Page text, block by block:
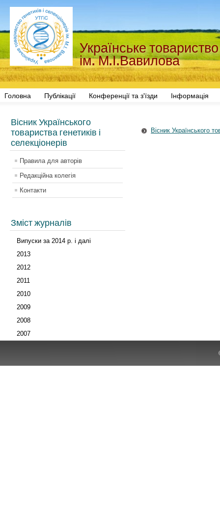
Українське товариство
ім. М.І.Вавилова
Головна Публікації Конференції та з'їзди Інформація
Вісник Українського
товариства генетиків і
селекціонерів
Правила для авторів
Редакційна колегія
Контакти
Зміст журналів
Випуски за 2014 р. і далі
2013
2012
2011
2010
2009
2008
2007
Вісник Українського